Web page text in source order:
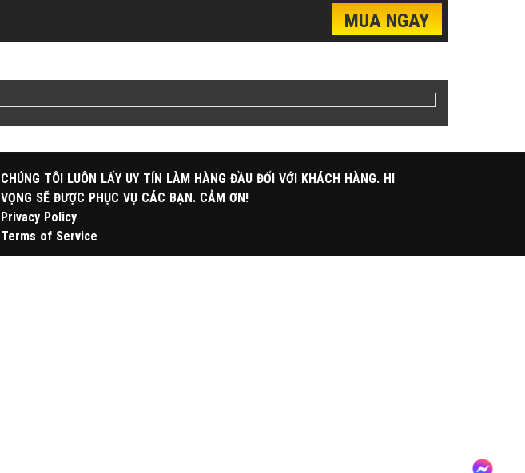
MUA NGAY
CHÚNG TÔI LUÔN LẤY UY TÍN LÀM HÀNG ĐẦU ĐỐI VỚI KHÁCH HÀNG. HI
VỌNG SẼ ĐƯỢC PHỤC VỤ CÁC BẠN. CẢM ƠN!
Privacy Policy
Terms of Service